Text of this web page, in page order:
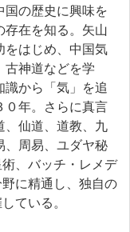
国の歴史に興味を
存在を知る。矢山
をはじめ、中国気
古神道などを学
識から「気」を追
０年。さらに真言
、仙道、道教、九
、周易、ユダヤ秘
、バッチ・レメデ
に精通し、独自の
ている。